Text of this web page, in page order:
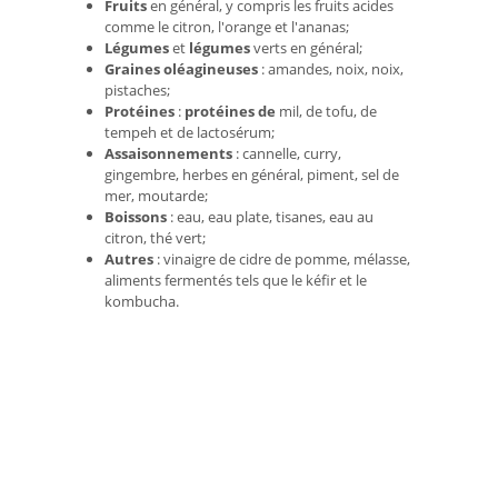
Fruitsen général, y compris les fruits acides
comme le citron, l'orange et l'ananas;
Légumeset légumesverts en général;
Graines oléagineuses : amandes, noix, noix,
pistaches;
Protéines : protéines de mil, de tofu, de
tempeh et de lactosérum;
Assaisonnements : cannelle, curry,
gingembre, herbes en général, piment, sel de
mer, moutarde;
Boissons : eau, eau plate, tisanes, eau au
citron, thé vert;
Autres : vinaigre de cidre de pomme, mélasse,
aliments fermentés tels que le kéfir et le
kombucha.